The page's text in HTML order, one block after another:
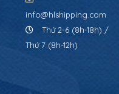
info@hlshipping.com
Thứ 2-6 (8h-18h) /
Thứ 7 (8h-12h)